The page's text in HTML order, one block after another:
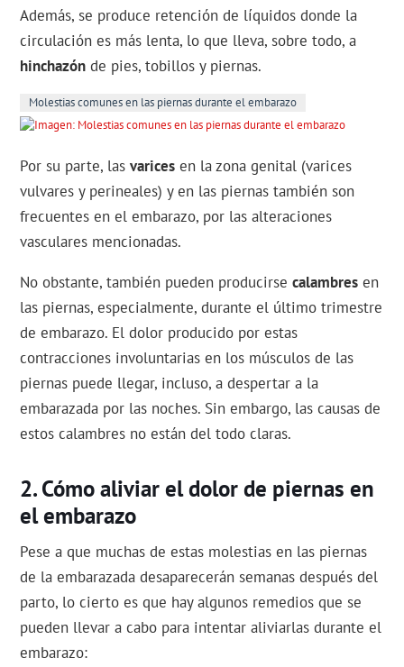
Además, se produce retención de líquidos donde la
circulación es más lenta, lo que lleva, sobre todo, a
hinchazón de pies, tobillos y piernas.
Molestias comunes en las piernas durante el embarazo
Por su parte, lasvarices en la zona genital (varices
vulvares y perineales) y en las piernas también son
frecuentes en el embarazo, por las alteraciones
vasculares mencionadas.
No obstante, también pueden producirsecalambres en
las piernas, especialmente, durante el último trimestre
de embarazo. El dolor producido por estas
contracciones involuntarias en los músculos de las
piernas puede llegar, incluso, a despertar a la
embarazada por las noches. Sin embargo, las causas de
estos calambres no están del todo claras.
Cómo aliviar el dolor de piernas en
el embarazo
Pese a que muchas de estas molestias en las piernas
de la embarazada desaparecerán semanas después del
parto, lo cierto es que hay algunos remedios que se
pueden llevar a cabo para intentar aliviarlas durante el
embarazo: